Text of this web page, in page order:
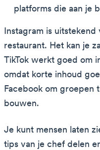
platforms die aan je
Instagram is
restaurant. Het kan je
TikTok werkt goed om
omdat korte inhoud
Facebook om groepen
bouwen.
Je kunt mensen laten
tips van je chef delen